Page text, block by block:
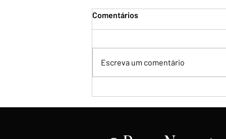
fim de linha"
Comentários
Escreva um comentário